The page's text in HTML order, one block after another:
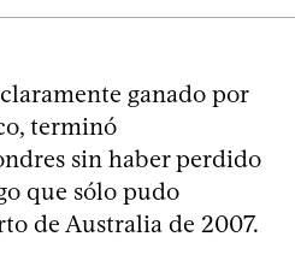
ganado por
terminó
sin haber perdido
que sólo pudo
de Australia de 2007.